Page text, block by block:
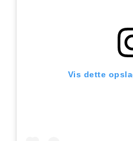
Vis dette